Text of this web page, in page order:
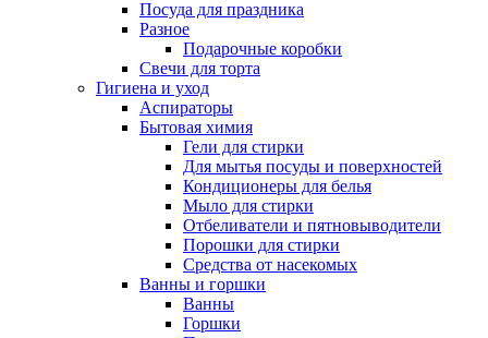
Посуда для праздника
Разное
Подарочные коробки
Свечи для торта
Гигиена и уход
Аспираторы
Бытовая химия
Гели для стирки
Для мытья посуды и поверхностей
Кондиционеры для белья
Мыло для стирки
Отбеливатели и пятновыводители
Порошки для стирки
Средства от насекомых
Ванны и горшки
Ванны
Горшки